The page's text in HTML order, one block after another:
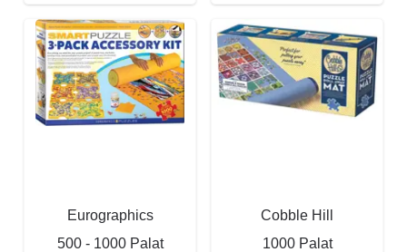
Eurographics
500 - 1000 Palat
Cobble Hill
1000 Palat